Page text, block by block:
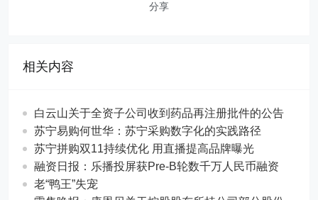
分享
相关内容
白云山关于全资子公司收到药品再注册批件的公告
苏宁易购何世华：苏宁采购数字化的实践路径
苏宁拼购双11持续优化 用直播提高品牌曝光
融资日报：乐播投屏获Pre-B轮数千万人民币融资
老“鸭王”失宠